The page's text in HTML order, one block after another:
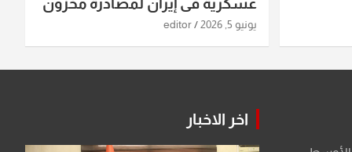
اليورانيوم
يونيو 5, 2026 editor
اخر الاخبار